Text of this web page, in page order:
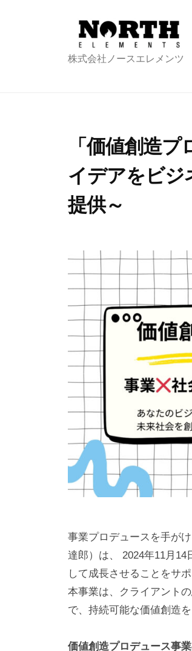
株
ノ
ス
エ
レ
ン
ツ
株式会社ノースエレメンツ
「価値創造
イデアをビジ
提供～
1
1
月
1
4
日
t
h
e
-
a
d
m
i
事業プロデュースを手が
達郎）は、 2024年11月
して成長させることをサ
本事業は、クライアント
で、持続可能な価値創造を
価値創造プロデュース事
会
社
ノ
ン
ツ